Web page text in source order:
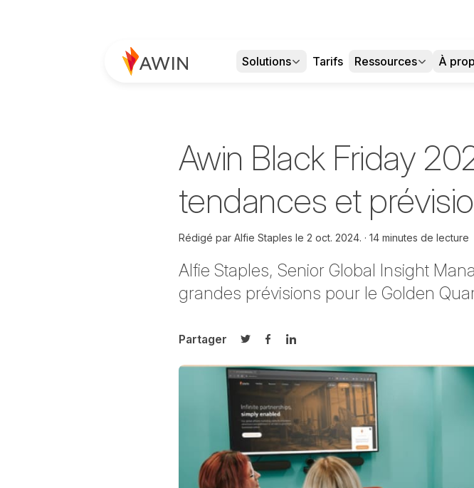
Solutions Tarifs Ressources À
Awin Black Friday
tendances et
Rédigé par Alfie Staples le 2 oct. 2024. 14 minutes de lecture
Alfie Staples, Senior Global Insight
grandes prévisions pour le Golden
Partager
Partager sur Twitter
Partager sur Facebook
Partager sur LinkedIn